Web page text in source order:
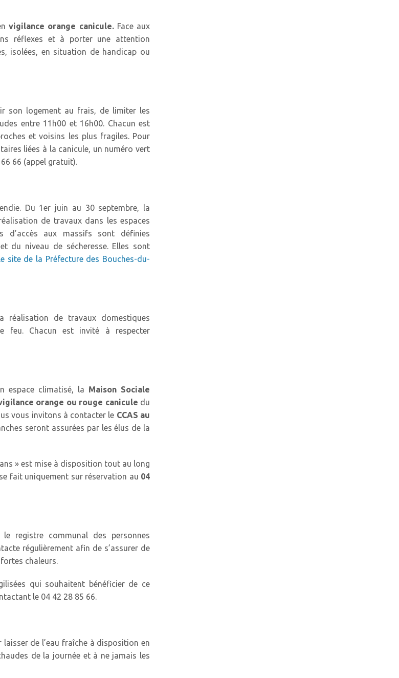
vigilance orange canicule.Face aux
réflexes et à porter une attention
isolées, en situation de handicap ou
son logement au frais, de limiter les
entre 11h00 et 16h00. Chacun est
et voisins les plus fragiles. Pour
liées à la canicule, un numéro vert
66 (appel gratuit).
Du 1er juin au 30 septembre, la
de travaux dans les espaces
d’accès aux massifs sont définies
du niveau de sécheresse. Elles sont
site de la Préfecture des Bouches-du-
réalisation de travaux domestiques
feu. Chacun est invité à respecter
espace climatisé, la Maison Sociale
orange ou rouge canicule du
vous invitons à contacter le CCAS au
seront assurées par les élus de la
» est mise à disposition tout au long
se fait uniquement sur réservation au 04
registre communal des personnes
régulièrement afin de s’assurer de
chaleurs.
qui souhaitent bénéficier de ce
le 04 42 28 85 66.
de l’eau fraîche à disposition en
de la journée et à ne jamais les